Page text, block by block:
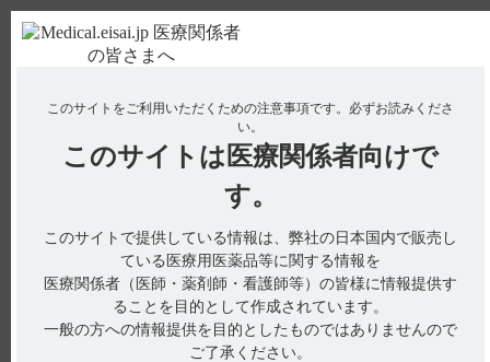
使用期限検索 Drug Information
No : 1971
【ムコフィリン】 保存時に注意するべき点は何
【ムコフィリン】
保存時に注意するべき点は何ですか？
このサイトをご利用いただくための注意事項です。 必ずお読みくださ
い。
このサイトは 医療関係者向けで
す。
このサイトで提供している情報は、弊社の日本国内で販売し
ている医療用医薬品等に関する情報を
医療関係者（医師・薬剤師・看護師等）の皆様に情報提供す
ることを目的として作成されています。
一般の方への情報提供を目的としたものではありませんので
ご了承ください。